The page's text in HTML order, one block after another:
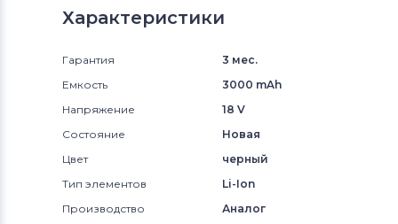
Характеристики
Гарантия
3 мес.
Емкость
3000 mAh
Напряжение
18 V
Состояние
Новая
Цвет
черный
Тип элементов
Li-Ion
Производство
Аналог